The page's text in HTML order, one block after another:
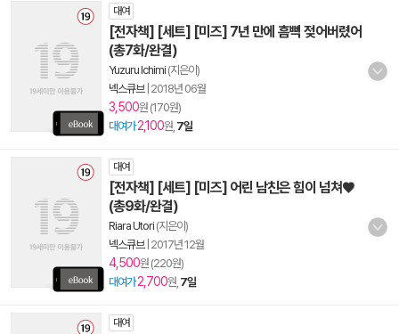
대여
[전자책] [세트] [미즈] 7년 만에 흠뻑 젖어버렸어
(총7화/완결)
Yuzuru Ichimi (지은이)
넥스큐브| 2018년 06월
3,500원 (170원)
대여가 2,100원, 7일
대여
[전자책] [세트] [미즈] 어린 남친은 힘이 넘쳐♥
(총9화/완결)
Riara Utori (지은이)
넥스큐브| 2017년 12월
4,500원 (220원)
대여가 2,700원, 7일
대여